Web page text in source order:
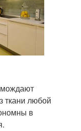
ткани любой
в